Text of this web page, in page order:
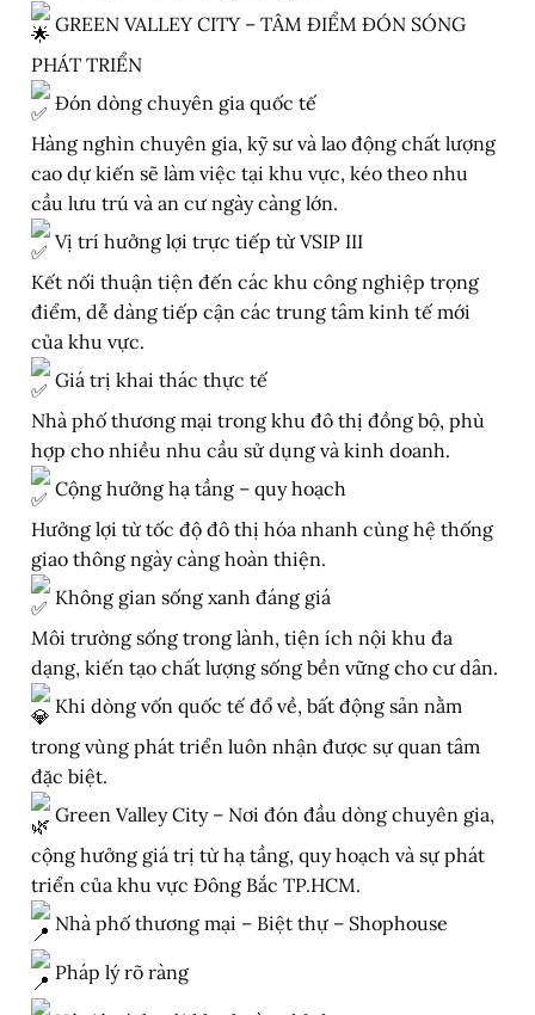
GREEN VALLEY CITY – TÂM ĐIỂM ĐÓN SÓNG
PHÁT TRIỂN
Đón dòng chuyên gia quốc tế
Hàng nghìn chuyên gia, kỹ sư và lao động chất lượng
cao dự kiến sẽ làm việc tại khu vực, kéo theo nhu
cầu lưu trú và an cư ngày càng lớn.
Vị trí hưởng lợi trực tiếp từ VSIP III
Kết nối thuận tiện đến các khu công nghiệp trọng
điểm, dễ dàng tiếp cận các trung tâm kinh tế mới
của khu vực.
Giá trị khai thác thực tế
Nhà phố thương mại trong khu đô thị đồng bộ, phù
hợp cho nhiều nhu cầu sử dụng và kinh doanh.
Cộng hưởng hạ tầng – quy hoạch
Hưởng lợi từ tốc độ đô thị hóa nhanh cùng hệ thống
giao thông ngày càng hoàn thiện.
Không gian sống xanh đáng giá
Môi trường sống trong lành, tiện ích nội khu đa
dạng, kiến tạo chất lượng sống bền vững cho cư dân.
Khi dòng vốn quốc tế đổ về, bất động sản nằm
trong vùng phát triển luôn nhận được sự quan tâm
đặc biệt.
Green Valley City – Nơi đón đầu dòng chuyên gia,
cộng hưởng giá trị từ hạ tầng, quy hoạch và sự phát
triển của khu vực Đông Bắc TP.HCM.
Nhà phố thương mại – Biệt thự – Shophouse
Pháp lý rõ ràng